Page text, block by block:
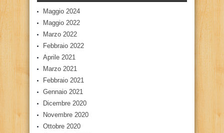
Maggio 2024
Maggio 2022
Marzo 2022
Febbraio 2022
Aprile 2021
Marzo 2021
Febbraio 2021
Gennaio 2021
Dicembre 2020
Novembre 2020
Ottobre 2020